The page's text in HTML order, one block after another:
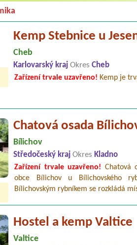
Kemp Stebnice u
Cheb
Karlovarský krajOkres Cheb
Zařízení trvale uzavřeno! Kemp je
Chatová osada
Bílichov
Středočeský krajOkres Kladno
Zařízení trvale uzavřeno! Chatová
obce Bílichov u Bílichovského
Bílichovským rybníkem se rozkládá
Hostel a kemp Valtice
Valtice